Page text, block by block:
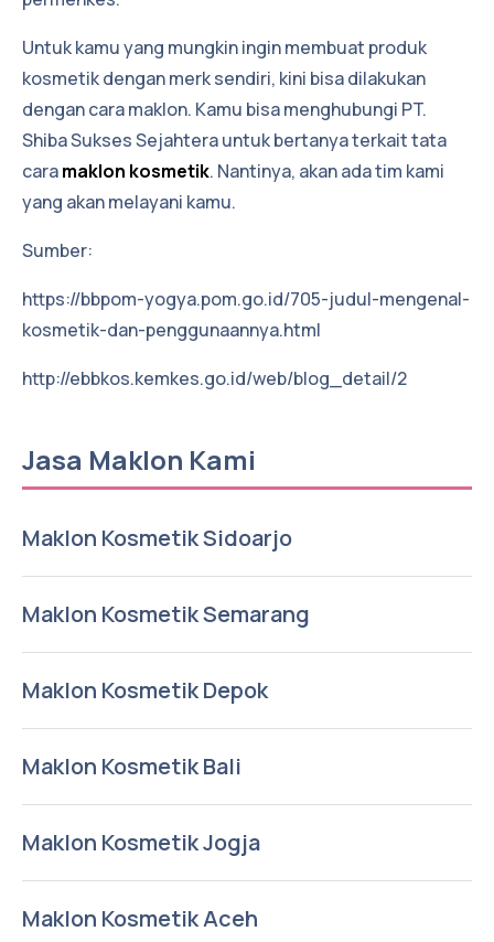
Untuk kamu yang mungkin ingin membuat produk
kosmetik dengan merk sendiri, kini bisa dilakukan
dengan cara maklon. Kamu bisa menghubungi PT.
Shiba Sukses Sejahtera untuk bertanya terkait tata
caramaklon kosmetik. Nantinya, akan ada tim kami
yang akan melayani kamu.
Sumber:
https://bbpom-yogya.pom.go.id/705-judul-mengenal-
kosmetik-dan-penggunaannya.html
http://ebbkos.kemkes.go.id/web/blog_detail/2
Jasa Maklon Kami
Maklon Kosmetik Sidoarjo
Maklon Kosmetik Semarang
Maklon Kosmetik Depok
Maklon Kosmetik Bali
Maklon Kosmetik Jogja
Maklon Kosmetik Aceh